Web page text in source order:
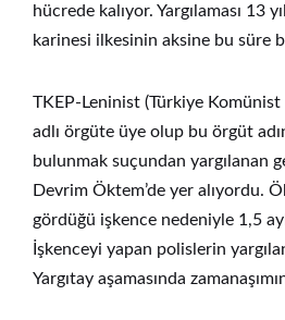
hücrede kalıyor. Yargılaması 13
karinesi ilkesinin aksine bu süre
TKEP-Leninist (Türkiye
adlı örgüte üye olup bu örgüt
bulunmak suçundan yargılanan
Devrim Öktem’de yer alıyordu.
gördüğü işkence nedeniyle 1,5
İşkenceyi yapan polislerin
Yargıtay aşamasında